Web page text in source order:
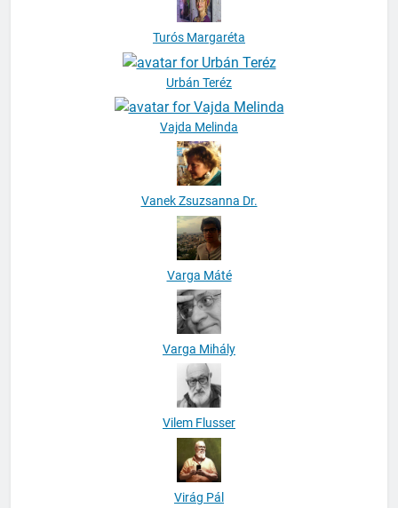
Turós Margaréta
Vanek Zsuzsanna Dr.
Varga Máté
Varga Mihály
Vilem Flusser
Virág Pál